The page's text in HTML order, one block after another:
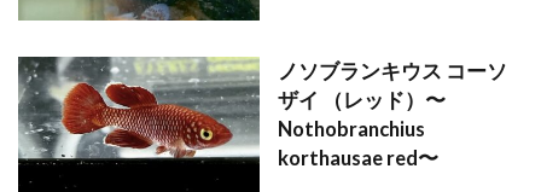
ノソブランキウス コーソ
ザイ （レッド）〜
Nothobranchius
korthausae red〜